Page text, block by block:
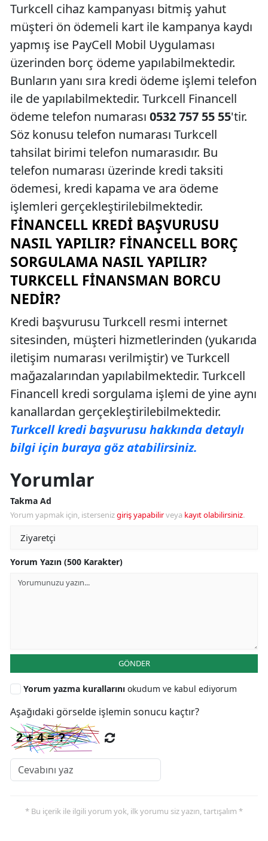
Turkcell cihaz kampanyası bitmiş yahut
müşteri ön ödemeli kart ile kampanya kaydı
yapmış ise PayCell Mobil Uygulaması
üzerinden borç ödeme yapılabilmektedir.
Bunların yanı sıra kredi ödeme işlemi telefon
ile de yapılabilmektedir. Turkcell Financell
ödeme telefon numarası 0532 757 55 55'tir.
Söz konusu telefon numarası Turkcell
tahsilat birimi telefon numarasıdır. Bu
telefon numarası üzerinde kredi taksiti
ödemesi, kredi kapama ve ara ödeme
işlemleri gerçekleştirilebilmektedir.
FINANCELL KREDI BAŞVURUSU
NASIL YAPILIR? FINANCELL BORÇ
SORGULAMA NASIL YAPILIR?
TURKCELL FINANSMAN BORCU
NEDIR?
Kredi başvurusu Turkcell resmi internet
sitesinden, müşteri hizmetlerinden (yukarıda
iletişim numarası verilmiştir) ve Turkcell
mağazalarından yapılabilmektedir. Turkcell
Financell kredi sorgulama işlemi de yine aynı
kanallardan gerçekleştirilebilmektedir.
Turkcell kredi başvurusu hakkında detaylı
bilgi için buraya göz atabilirsiniz.
Yorumlar
Takma Ad
Yorum yapmak için, istersenizgiriş yapabilirveya kayıt olabilirsiniz.
Yorum Yazın (500 Karakter)
GÖNDER
Yorum yazma kurallarını okudum ve kabul ediyorum
Aşağıdaki görselde işlemin sonucu kaçtır?
* Bu içerik ile ilgili yorum yok, ilk yorumu siz yazın, tartışalım *